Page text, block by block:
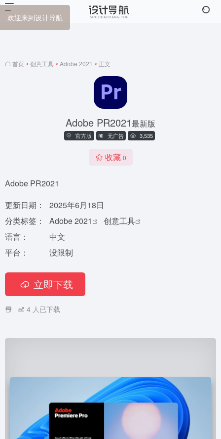
首页 • 创意工具 • Adobe 2021 • 正文
Adobe PR2021最新版
官方版 无广告 3,535
收藏 0
Adobe PR2021
更新日期：
2025年6月18日
分类标签：
Adobe 2021
创意工具
语言：
中文
平台：
没限制
立即下载
4 人已下载
欢迎来到设计导航